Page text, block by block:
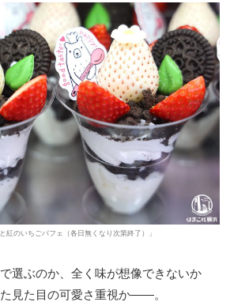
紅のいちごパフェ（各日無くなり次第終了）」
選ぶのか、全く味が想像できないか
見た目の可愛さ重視か――。